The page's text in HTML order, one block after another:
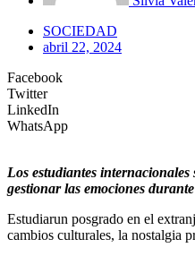
SOCIEDAD
abril 22, 2024
Facebook
Twitter
LinkedIn
WhatsApp
Los estudiantes
gestionar las emociones
Estudiarun posgrado en el
cambios culturales, la nostalgia